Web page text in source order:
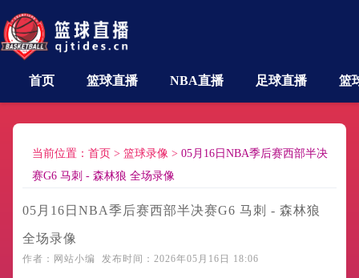
首页 篮球直播 NBA直播 足球直播 篮
当前位置： 首页 > 篮球录像 > 05月16日NBA季后赛西部半决
赛G6 马刺 - 森林狼 全场录像
05月16日NBA季后赛西部半决赛G6 马刺 - 森林狼
全场录像
作者：网站小编 发布时间：2026年05月16日 18:06